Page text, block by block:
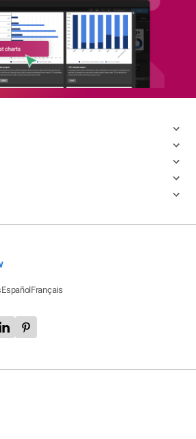
EspañolFrançais